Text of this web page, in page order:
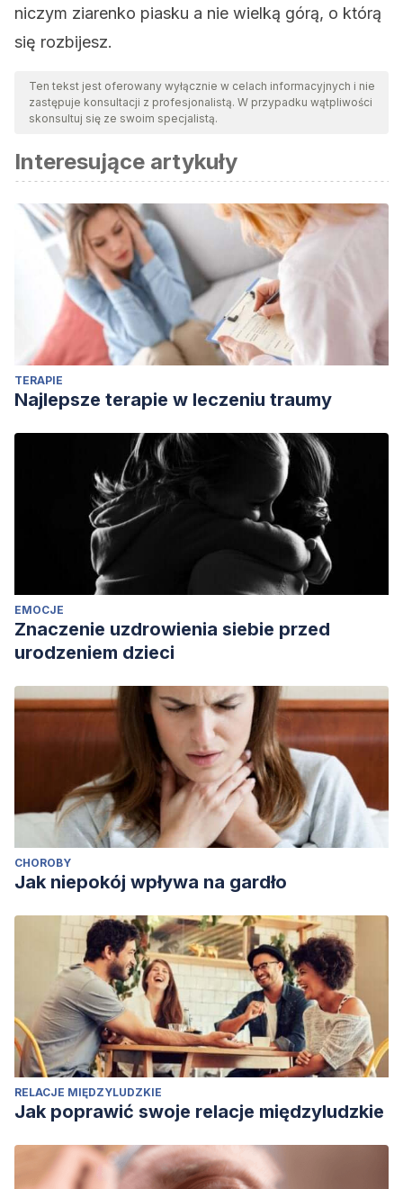
niczym ziarenko piasku a nie wielką górą, o którą
się rozbijesz.
Ten tekst jest oferowany wyłącznie w celach informacyjnych i nie
zastępuje konsultacji z profesjonalistą. W przypadku wątpliwości
skonsultuj się ze swoim specjalistą.
Interesujące artykuły
TERAPIE
Najlepsze terapie w leczeniu traumy
EMOCJE
Znaczenie uzdrowienia siebie przed
urodzeniem dzieci
CHOROBY
Jak niepokój wpływa na gardło
RELACJE MIĘDZYLUDZKIE
Jak poprawić swoje relacje międzyludzkie